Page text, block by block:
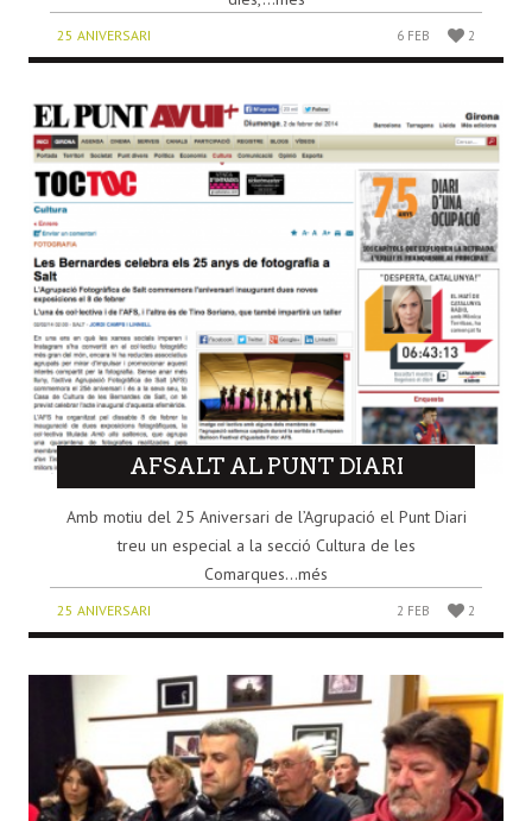
25 ANIVERSARI 6 FEB 2
AFSALT AL PUNT DIARI
Amb motiu del 25 Aniversari de l’Agrupació el Punt Diari
treu un especial a la secció Cultura de les
Comarques...més
25 ANIVERSARI 2 FEB 2